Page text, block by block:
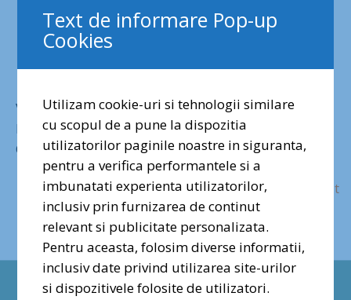
din Iași și Piatra
Neamț
Vizită în viitoarele arii naturale urbane din Iași și
Piatra Neamț: muntele Cozla și lacurile și pădurea
Ciric.
Mai Mult
Text de informare Pop-up
Cookies
Utilizam cookie-uri si tehnologii similare
cu scopul de a pune la dispozitia
utilizatorilor paginile noastre in siguranta,
pentru a verifica performantele si a
imbunatati experienta utilizatorilor,
inclusiv prin furnizarea de continut
relevant si publicitate personalizata.
Pentru aceasta, folosim diverse informatii,
inclusiv date privind utilizarea site-urilor
si dispozitivele folosite de utilizatori.